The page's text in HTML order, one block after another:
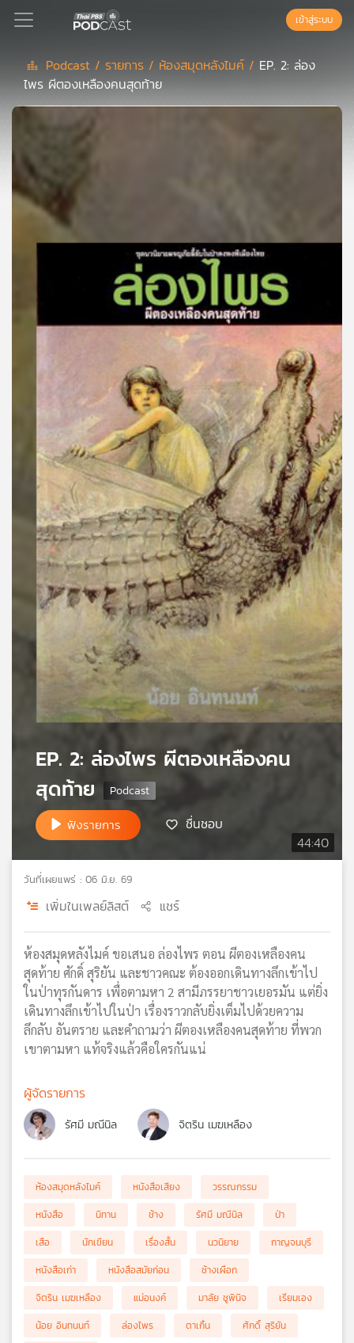
Podcast
สต์
แนะนำ
กิจกรรม
เกี่ยว
เครือ
วิทยุ
ข่าย
เข้าสู่ระบบ
Podcast / รายการ / ห้องสมุดหลังไมค์ / EP. 2: ล่อง
ไพร ผีตองเหลืองคนสุดท้าย
44:40
EP. 2: ล่องไพร ผีตองเหลืองคน
สุดท้าย
ฟังรายการ ชื่นชอบ
วันที่เผยแพร่ : 06 มิ.ย. 69
เพิ่มในเพลย์ลิสต์ แชร์
ห้องสมุดหลังไมค์ ขอเสนอ ล่องไพร ตอน ผีตองเหลืองคน
สุดท้าย ศักดิ์ สุริยัน และชาวคณะ ต้องออกเดินทางลึกเข้าไป
ในป่าทุรกันดาร เพื่อตามหา 2 สามีภรรยาชาวเยอรมัน แต่ยิ่ง
เดินทางลึกเข้าไปในป่า เรื่องราวกลับยิ่งเต็มไปด้วยความ
ลึกลับ อันตราย และคำถามว่า ผีตองเหลืองคนสุดท้าย ที่พวก
เขาตามหา แท้จริงแล้วคือใครกันแน่
ผู้จัดรายการ
รัศมี มณีนิล จิตริน เมฆเหลือง
ห้องสมุดหลังไมค์ หนังสือเสียง
วรรณกรรม
หนังสือ
นิทาน ช้าง รัศมี มณีนิล
ป่า
เสือ
นักเขียน เรื่องสั้น นวนิยาย
กาญจนบุรี
หนังสือเก่า
หนังสือสมัยก่อน
ช้างเผือก
จิตริน เมฆเหลือง
แม่อนงค์ มาลัย ชูพินิจ
เรียมเอง
น้อย อินทนนท์
ล่องไพร ตาเกิ้น
ศักดิ์ สุริยัน